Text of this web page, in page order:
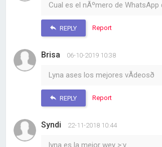
Cual es el nÃºmero de
REPLY Report
Brisa 06-10-2019 10:38
Lyna ases los mejores vÃ­deosð
REPLY Report
Syndi 22-11-2018 10:44
lyna es la mejor wey >:v